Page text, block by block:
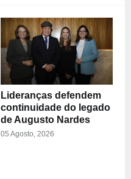
Lideranças defendem
continuidade do legado
de Augusto Nardes
05 Agosto, 2026